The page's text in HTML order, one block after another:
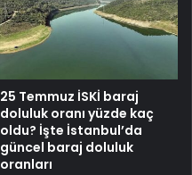
25 Temmuz İSKİ baraj
doluluk oranı yüzde kaç
oldu? İşte İstanbul’da
güncel baraj doluluk
oranları